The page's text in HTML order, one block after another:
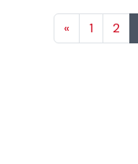
«Anterior
1 2